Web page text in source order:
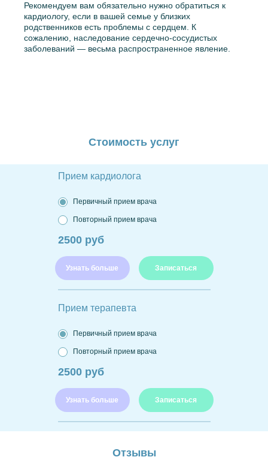
Рекомендуем вам обязательно нужно обратиться к
кардиологу, если в вашей семье у близких
родственников есть проблемы с сердцем. К
сожалению, наследование сердечно-сосудистых
заболеваний — весьма распространенное явление.
Стоимость услуг
Прием кардиолога
Первичный прием врача
Повторный прием врача
2500 руб
Узнать больше Записаться
Прием терапевта
Первичный прием врача
Повторный прием врача
2500 руб
Узнать больше Записаться
Отзывы